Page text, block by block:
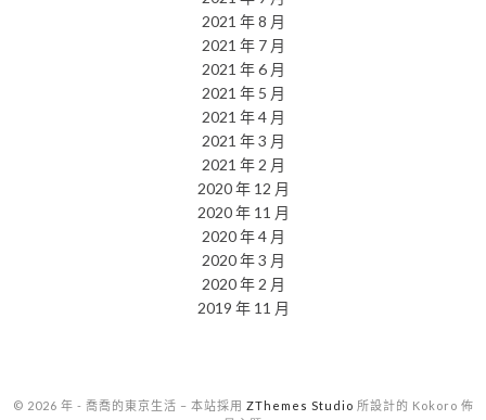
2021 年 8 月
2021 年 7 月
2021 年 6 月
2021 年 5 月
2021 年 4 月
2021 年 3 月
2021 年 2 月
2020 年 12 月
2020 年 11 月
2020 年 4 月
2020 年 3 月
2020 年 2 月
2019 年 11 月
© 2026 年 - 喬喬的東京生活 – 本站採用 ZThemes Studio 所設計的 Kokoro 佈